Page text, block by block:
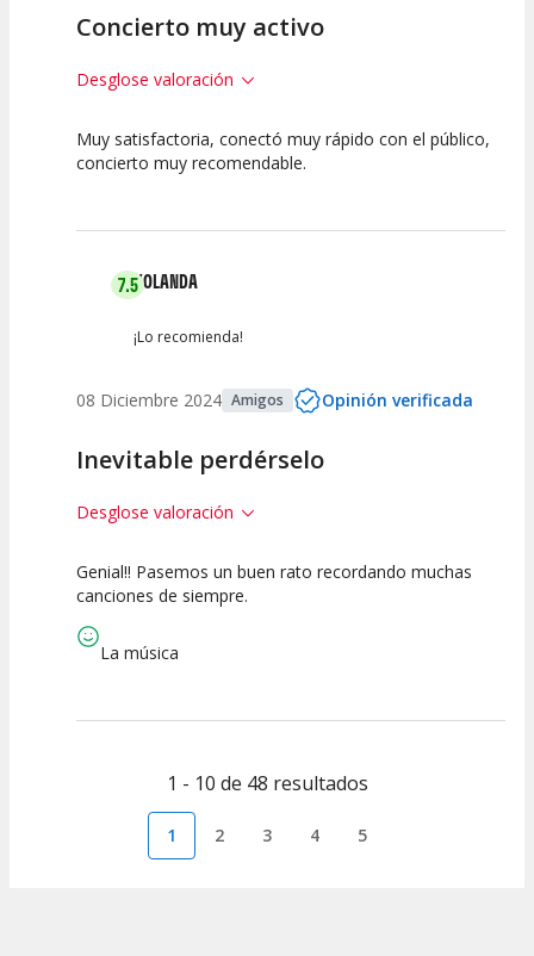
Concierto muy activo
Desglose valoración
7.5 7.5 10
Muy satisfactoria, conectó muy rápido con el público,
concierto muy recomendable.
7.5YOLANDA
¡Lo recomienda!
08 Diciembre 2024 Amigos Opinión verificada
Inevitable perdérselo
Desglose valoración
7.5
Espectáculo
7.5 7.5
Genial!! Pasemos un buen rato recordando muchas
canciones de siempre.
La música
1 - 10 de 48 resultados
1 2 3 4 5